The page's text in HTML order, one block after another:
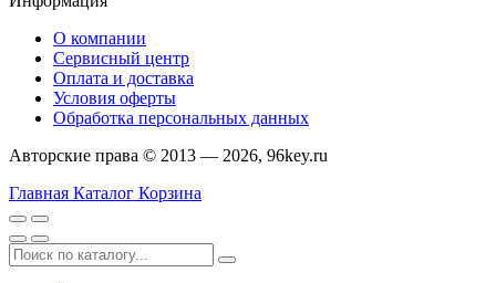
О компании
Сервисный центр
Оплата и доставка
Условия оферты
Обработка персональных данных
Авторские права © 2013 — 2026, 96key.ru
Главная Каталог Корзина